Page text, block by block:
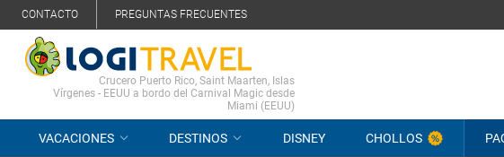
CONTACTO PREGUNTAS FRECUENTES
Crucero Puerto Rico, Saint Maarten, Islas
Vírgenes - EEUU a bordo del Carnival Magic desde
Miami (EEUU)
VACACIONES DESTINOS DISNEY CHOLLOS